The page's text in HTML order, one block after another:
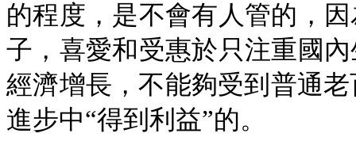
的程度，是不會有人管的，
子，喜愛和受惠於只注重國
經濟增長，不能夠受到普通
進步中“得到利益”的。